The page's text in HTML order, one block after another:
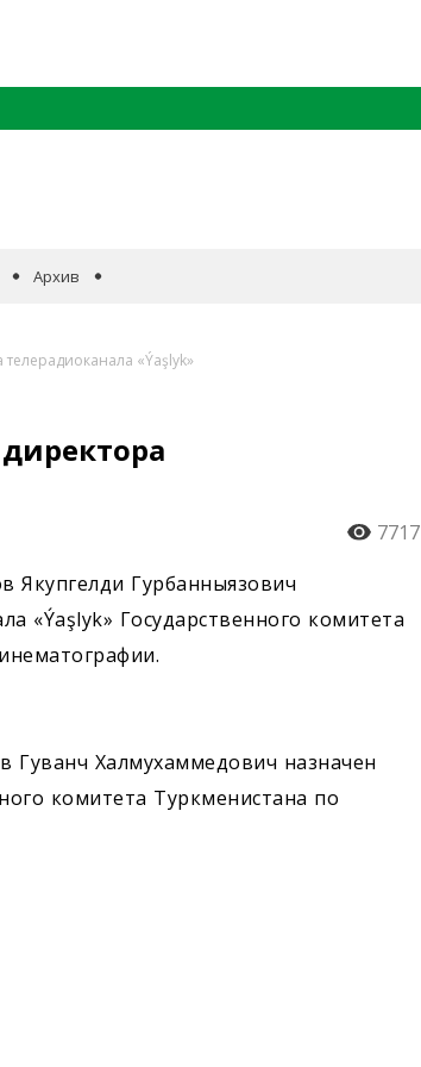
Архив
«Ýaşlyk»
7717
Якупгелди Гурбанныязович
«Ýaşlyk» Государственного комитета
Гуванч Халмухаммедович назначен
комитета Туркменистана по